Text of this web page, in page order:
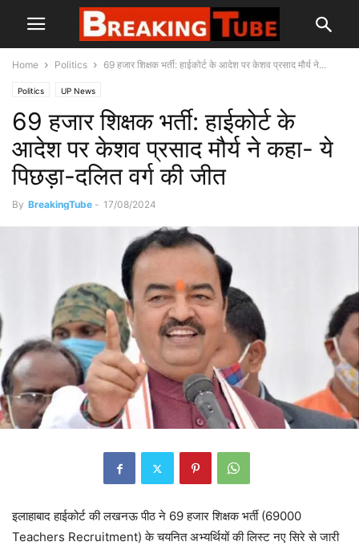
Home Politics 69 हजार शिक्षक भर्ती: हाईकोर्ट के आदेश पर केशव प्रसाद मौर्य ने...
Politics UP News
69 हजार शिक्षक भर्ती: हाईकोर्ट के
आदेश पर केशव प्रसाद मौर्य ने कहा- ये
पिछड़ा-दलित वर्ग की जीत
By BreakingTube - 17/08/2024
इलाहाबाद हाईकोर्ट की लखनऊ पीठ ने 69 हजार शिक्षक भर्ती (69000
Teachers Recruitment) के चयनित अभ्यर्थियों की लिस्ट नए सिरे से जारी